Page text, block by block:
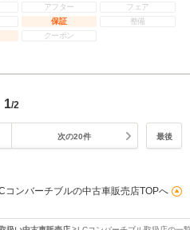
アフター
フェア
保証
整備
クーポン
1/2
次の20件 最後
コンバーチブルの中古車販売店TOPへ